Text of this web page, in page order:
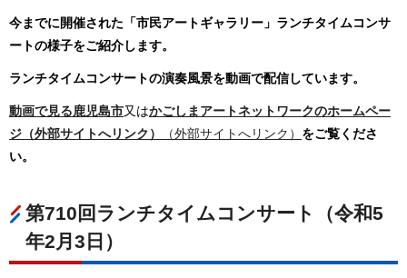
今までに開催された「市民アートギャラリー」ランチタイムコンサ
ートの様子をご紹介します。
ランチタイムコンサートの演奏風景を動画で配信しています。
動画で見る鹿児島市又はかごしまアートネットワークのホームペー
ジ（外部サイトへリンク）
（外部サイトへリンク） をご覧くださ
い。
第710回ランチタイムコンサート（令和5
年2月3日）